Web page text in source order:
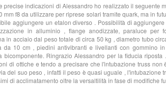
precise indicazioni di Alessandro ho realizzato il seguente
mm f8 da utilizzare per riprese solari tramite quark, ma in
aggiungere un etalon diverso . Possibilità di
in alluminio , flange anodizzate, paraluce per
in acciaio dal peso totale di circa 50 kg , diametro tubo
da 10 cm , piedini antivibranti e livellanti con gommino in
bicomponente. Ringrazio Alessandro per la fiducia riposta
di ottiche e tendo a precisare che l'intubazione truss non
del suo peso , infatti il peso è quasi uguale , l'intubazione
di acclimatamento oltre la versaltilità in fase di modifiche